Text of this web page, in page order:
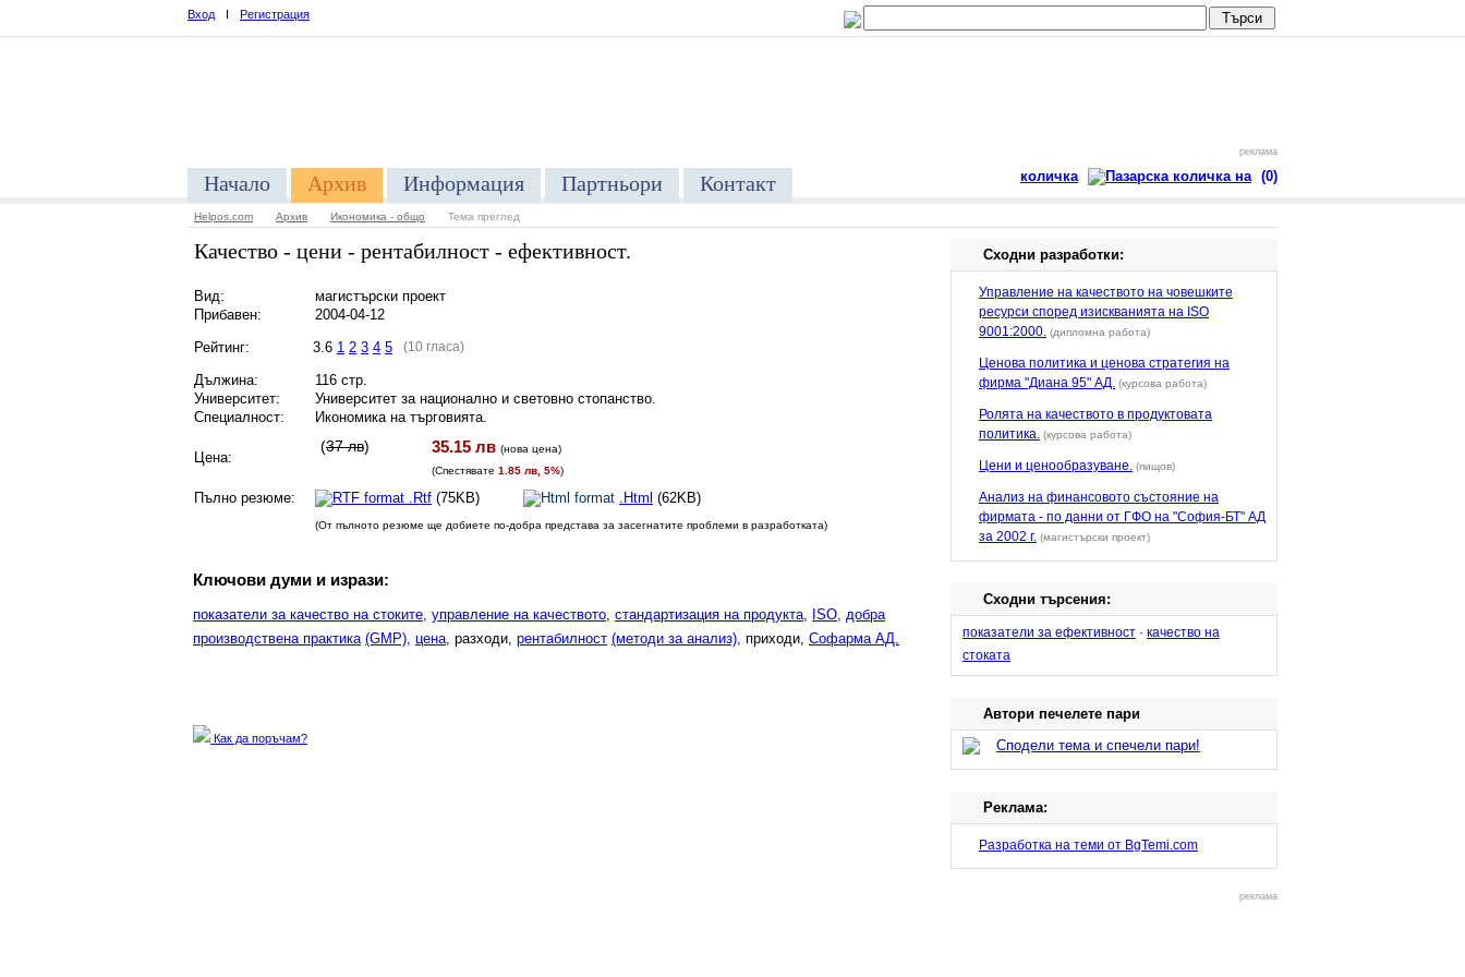
Вход I Регистрация
реклама
количка (0)
Начало Архив Информация Партньори Контакт
Helpos.com Архив Икономика - общо Тема преглед
Качество - цени - рентабилност - ефективност.
Вид:
магистърски проект
Прибавен:
2004-04-12
Рейтинг:
3.6 1 2 3 4 5 (10 гласа)
Дължина:
116 стр.
Университет:
Университет за национално и световно стопанство.
Специалност:
Икономика на търговията.
Цена:
(37 лв) 35.15 лв (нова цена)
(Спестявате 1.85 лв, 5%)
Пълно резюме: .Rtf (75KB) .Html (62KB)
(От пълното резюме ще добиете по-добра представа за засегнатите проблеми в разработката)
Ключови думи и изрази:
показатели за качество на стоките, управление на качеството, стандартизация на продукта, ISO, добра
производствена практика (GMP), цена, разходи, рентабилност (методи за анализ), приходи, Софарма АД.
Как да поръчам?
Сходни разработки:
Управление на качеството на човешките
ресурси според изискванията на ISO
9001:2000. (дипломна работа)
Ценова политика и ценова стратегия на
фирма "Диана 95" АД. (курсова работа)
Ролята на качеството в продуктовата
политика. (курсова работа)
Цени и ценообразуване. (пищов)
Анализ на финансовото състояние на
фирмата - по данни от ГФО на "София-БТ" АД
за 2002 г. (магистърски проект)
Сходни търсения:
показатели за ефективност · качество на
стоката
Автори печелете пари
Сподели тема и спечели пари!
Реклама:
Разработка на теми от BgTemi.com
реклама